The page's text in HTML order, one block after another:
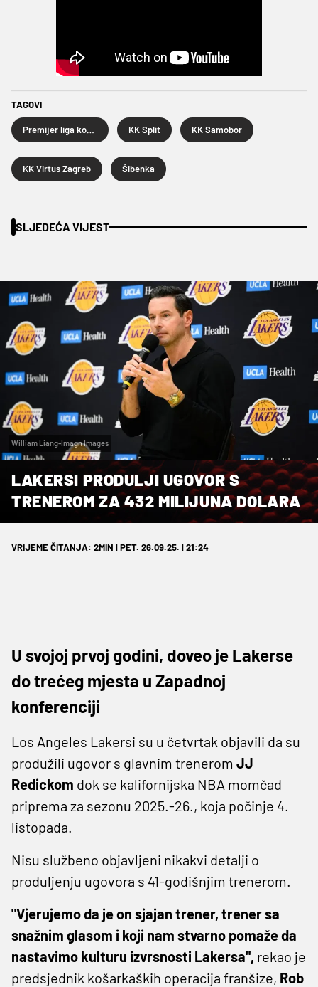
TAGOVI
KK Split KK Samobor
KK Virtus Zagreb Šibenka
SLJEDEĆA VIJEST
William Liang-Imagn Images
LAKERSI PRODULJI UGOVOR S
TRENEROM ZA 432 MILIJUNA DOLARA
VRIJEME ČITANJA: 2MIN | PET. 26.09.25. | 21:24
U svojoj prvoj godini, doveo je Lakerse
do trećeg mjesta u Zapadnoj
konferenciji
Los Angeles Lakersi su u četvrtak objavili da su
produžili ugovor s glavnim trenerom JJ
Redickom dok se kalifornijska NBA momčad
priprema za sezonu 2025.-26., koja počinje 4.
listopada.
Nisu službeno objavljeni nikakvi detalji o
produljenju ugovora s 41-godišnjim trenerom.
"Vjerujemo da je on sjajan trener, trener sa
snažnim glasom i koji nam stvarno pomaže da
nastavimo kulturu izvrsnosti Lakersa", rekao je
predsjednik košarkaških operacija franšize, Rob